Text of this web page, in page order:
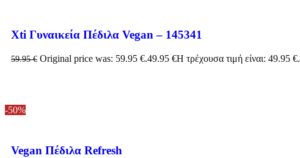
Xti Γυναικεία Πέδιλα Vegan – 145341
59.95€ Original price was: 59.95 €.49.95 €Η τρέχουσα τιμή είναι: 49.95 €.
-50%
Vegan Πέδιλα Refresh